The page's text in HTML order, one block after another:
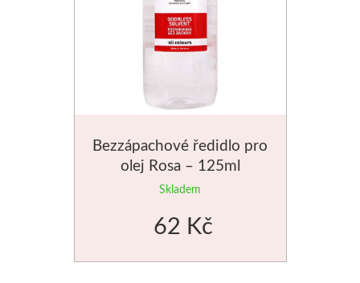
Štětce
Akvarel
Akryl
Média
Plátna
Bezzápachové ředidlo pro
olej Rosa – 125ml
Skladem
62 Kč